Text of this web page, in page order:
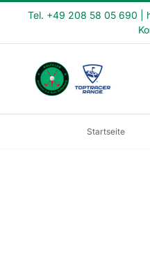
Tel. +49 208 58 05 690
Startseite